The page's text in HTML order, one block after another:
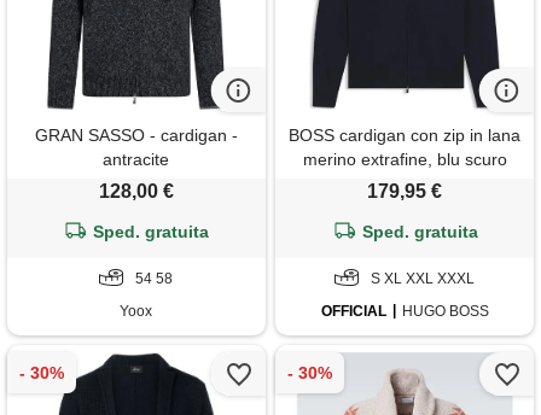
GRAN SASSO - cardigan -
antracite
128,00 €
Sped. gratuita
54 58
Yoox
BOSS cardigan con zip in lana
merino extrafine, blu scuro
179,95 €
Sped. gratuita
S XL XXL XXXL
OFFICIAL
HUGO BOSS